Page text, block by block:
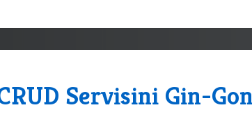
Servisini Gin-